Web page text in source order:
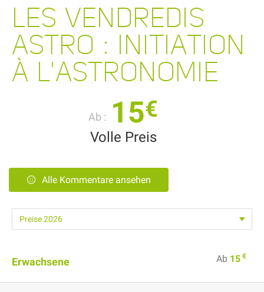
LES VENDREDIS
ASTRO : INITIATION
À L'ASTRONOMIE
Ab : 15€
Volle Preis
Alle Kommentare ansehen
Erwachsene Ab 15 €